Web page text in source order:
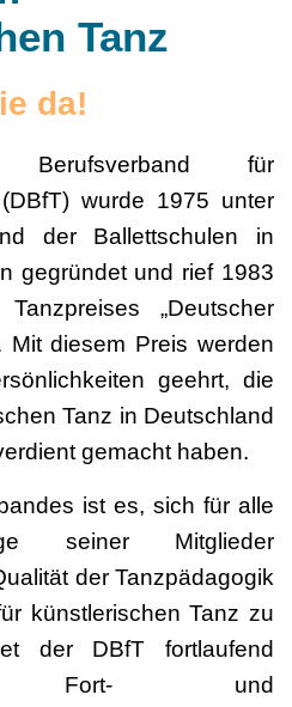
Tanz
da!
Berufsverband für
wurde 1975 unter
der Ballettschulen in
gegründet und rief 1983
„Deutscher
Mit diesem Preis werden
geehrt, die
Tanz in Deutschland
gemacht haben.
ist es, sich für alle
seiner Mitglieder
der Tanzpädagogik
künstlerischen Tanz zu
der DBfT fortlaufend
Fort- und